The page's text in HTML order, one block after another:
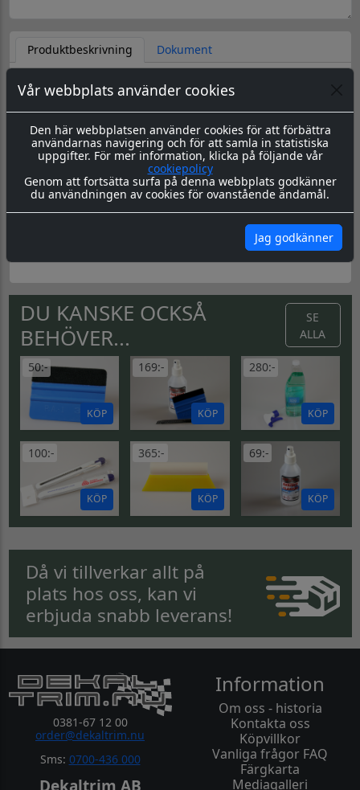
Vår webbplats använder cookies
Den här webbplatsen använder cookies för att förbättra
användarnas navigering och för att samla in statistiska
uppgifter. För mer information, klicka på följande vår
cookiepolicy
Genom att fortsätta surfa på denna webbplats godkänner
du användningen av cookies för ovanstående ändamål.
Jag godkänner
Produktbeskrivning
Dokument
Material & Tillverkning:
genomfärgad kvalitetsfolie, som fäster på de flesta plana
ytor.
Leverans:Dekalen levereras redo för montage med
appliceringstape över som håller ihop dekalen, och
underlättar monteringen. Appliceringstapen tas bort efter
montering, och kvar sitter då endast dekalen.
Montering:Montageanvisning hittar duhär
Läs igenom våra instrukioner före
DU KANSKE OCKSÅ
BEHÖVER...
SE
ALLA
50:-
KÖP
169:-
KÖP
280:-
KÖP
100:-
KÖP
365:-
KÖP
69:-
KÖP
Då vi tillverkar allt på
plats hos oss, kan vi
erbjuda snabb leverans!
0381-67 12 00
order@dekaltrim.nu
Sms: 0700-436 000
Dekaltrim AB
Information
Om oss - historia
Kontakta oss
Köpvillkor
Vanliga frågor FAQ
Färgkarta
Mediagalleri